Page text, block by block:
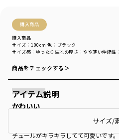
購入商品
購入商品
サイズ感 ：ゆったり 生地の厚さ ：やや薄い伸縮性
サイズ：100cm 色：ブラック
商品をチェックする＞
かわいい
秋に店頭で見て悩んだ末買わなかっ
チュールがキラキラしてて可愛いです。
アイテム説明
サイズ/